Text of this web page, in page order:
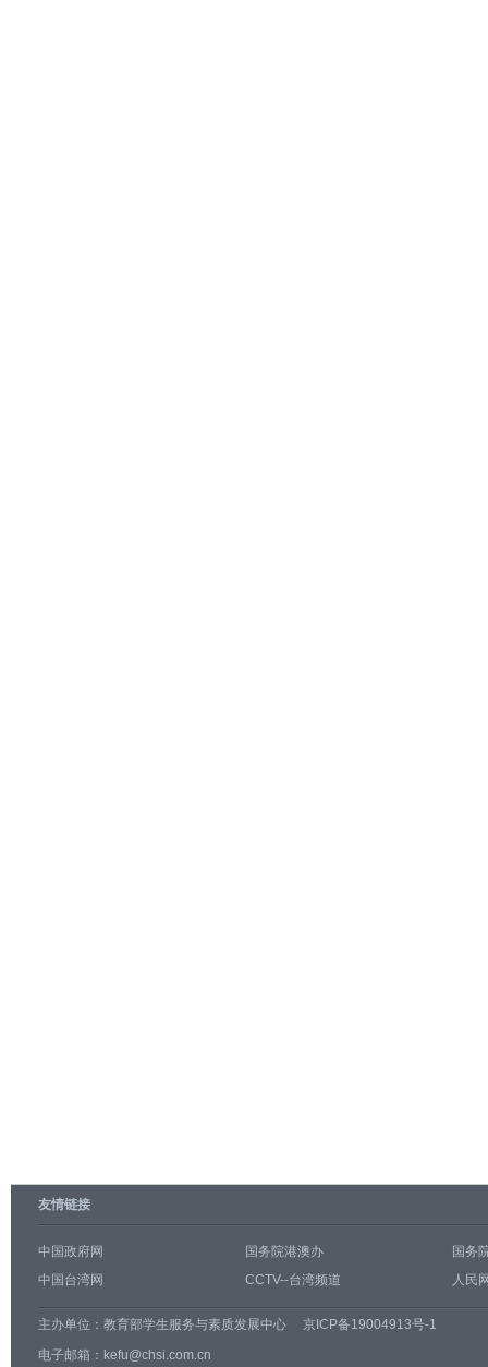
友情链接
中国政府网 国务院港澳办
国务
中国台湾网
CCTV--台湾频道 人民
主办单位： 教育部学生服务与素质发展中心
京ICP备19004913号-1
电子邮箱：kefu@chsi.com.cn